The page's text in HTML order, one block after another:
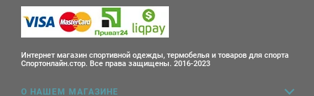
Интернет магазин спортивной одежды, термобелья и товаров для спорта
Спортонлайн.стор. Все права защищены. 2016-2023
О НАШЕМ МАГАЗИНЕ